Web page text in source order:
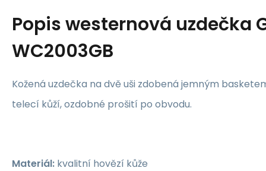
Popiswesternová uzdečka
WC2003GB
Kožená uzdečka na dvě uši zdobená jemným
telecí kůží, ozdobné prošití po obvodu.
Materiál: kvalitní hovězí kůže